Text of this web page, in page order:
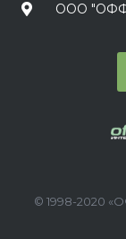
ООО
© 1998-2020